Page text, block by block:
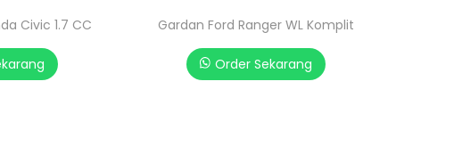
Civic 1.7 CC Gardan Ford Ranger WL Komplit
Order Sekarang